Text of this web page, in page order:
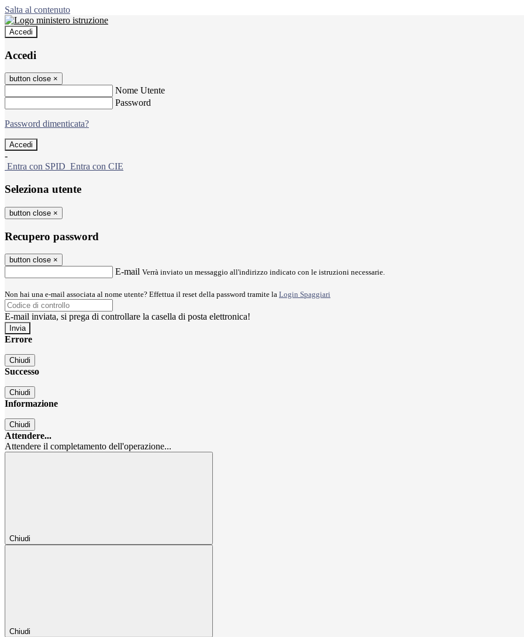
Salta al contenuto
Accedi
Accedi
button close ×
Nome Utente
Password
Password dimenticata?
-
Entra con SPID Entra con CIE
Seleziona utente
button close ×
Recupero password
button close ×
E-mail Verrà inviato un messaggio all'indirizzo indicato con le istruzioni necessarie.
Non hai una e-mail associata al nome utente? Effettua il reset della password tramite la Login Spaggiari
E-mail inviata, si prega di controllare la casella di posta elettronica!
Errore
Chiudi
Successo
Chiudi
Informazione
Chiudi
Attendere...
Attendere il completamento dell'operazione...
Chiudi
Chiudi